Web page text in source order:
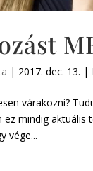
| 2017. dec. 13. |
várakozni?
ez mindig aktuális
vége...